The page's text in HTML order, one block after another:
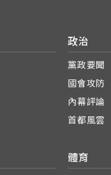
政治
黨政要聞
國會攻防
內幕評論
首都風雲
體育